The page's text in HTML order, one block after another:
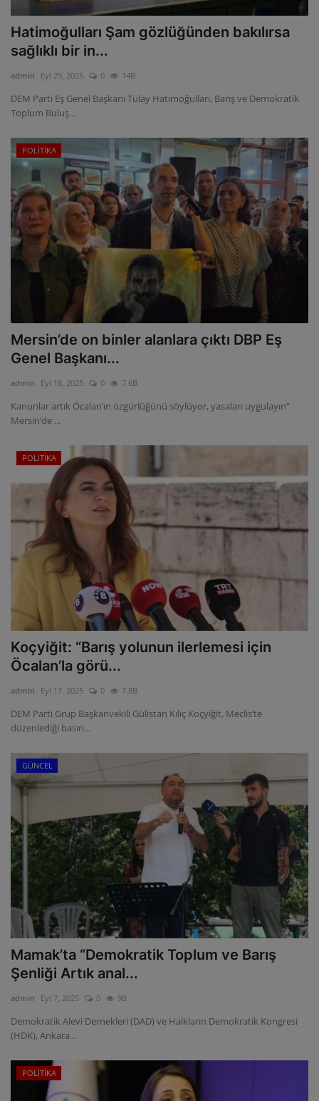
Hatimoğulları Şam gözlüğünden bakılırsa
sağlıklı bir in...
admin Eyl 29, 2025 0 14B
DEM Parti Eş Genel Başkanı Tülay Hatimoğulları, Barış ve Demokratik
Toplum Buluş...
POLİTİKA
Mersin’de on binler alanlara çıktı DBP Eş
Genel Başkanı...
admin Eyl 18, 2025 0 7.6B
Kanunlar artık Öcalan’ın özgürlüğünü söylüyor, yasaları uygulayın”
Mersin’de ...
POLİTİKA
Koçyiğit: “Barış yolunun ilerlemesi için
Öcalan’la görü...
admin Eyl 17, 2025 0 7.8B
DEM Parti Grup Başkanvekili Gülistan Kılıç Koçyiğit, Meclis’te
düzenlediği basın...
GÜNCEL
Mamak’ta “Demokratik Toplum ve Barış
Şenliği Artık anal...
admin Eyl 7, 2025 0 9B
Demokratik Alevi Dernekleri (DAD) ve Halkların Demokratik Kongresi
(HDK), Ankara...
POLİTİKA